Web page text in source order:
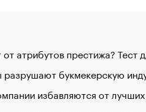
атрибутов престижа? Тест
букмекерскую
избавляются от лучших